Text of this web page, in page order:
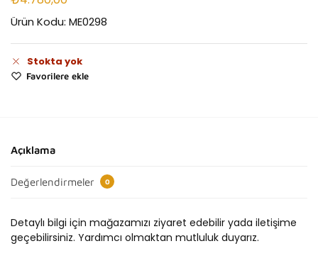
Ürün Kodu: ME0298
Stokta yok
Favorilere ekle
Açıklama
Değerlendirmeler 0
Detaylı bilgi için mağazamızı ziyaret edebilir yada iletişime
geçebilirsiniz. Yardımcı olmaktan mutluluk duyarız.